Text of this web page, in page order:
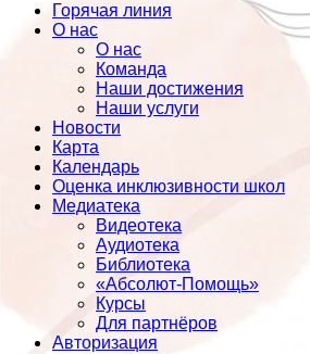
Горячая линия
О нас
О нас
Команда
Наши достижения
Наши услуги
Новости
Карта
Календарь
Оценка инклюзивности школ
Медиатека
Видеотека
Аудиотека
Библиотека
«Абсолют-Помощь»
Курсы
Для партнёров
Авторизация